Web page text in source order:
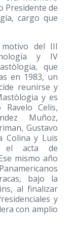
Presidente de
cargo que
del III
y IV
que
en 1983, un
reunirse y
y es
Celis,
Muñoz,
Gustavo
Colina y Luis
el acta de
mismo año
bajo la
al finalizar
y
con amplio